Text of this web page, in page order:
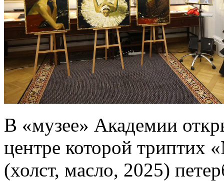
В «музее» Академии
центре которой триптих
(холст, масло, 2025)